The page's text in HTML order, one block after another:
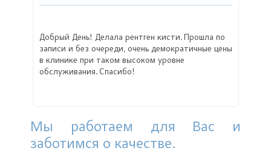
Добрый День! Делала рентген кисти. Прошла по
записи и без очереди, очень демократичные цены
в клинике при таком высоком уровне
обслуживания. Спасибо!
Мы работаем для Вас и
заботимся о качестве.